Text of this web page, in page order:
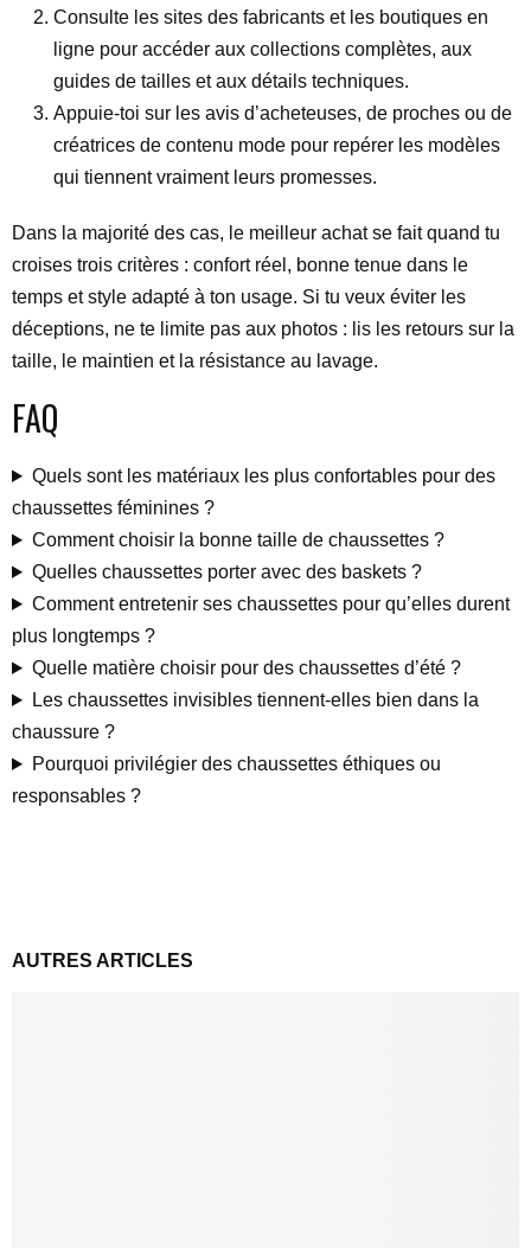
Consulte les sites des fabricants et les boutiques en
ligne pour accéder aux collections complètes, aux
guides de tailles et aux détails techniques.
Appuie-toi sur les avis d’acheteuses, de proches ou de
créatrices de contenu mode pour repérer les modèles
qui tiennent vraiment leurs promesses.
Dans la majorité des cas, le meilleur achat se fait quand tu
croises trois critères : confort réel, bonne tenue dans le
temps et style adapté à ton usage. Si tu veux éviter les
déceptions, ne te limite pas aux photos : lis les retours sur la
taille, le maintien et la résistance au lavage.
FAQ
Quels sont les matériaux les plus confortables pour des
chaussettes féminines ?
Comment choisir la bonne taille de chaussettes ?
Quelles chaussettes porter avec des baskets ?
Comment entretenir ses chaussettes pour qu’elles durent
plus longtemps ?
Quelle matière choisir pour des chaussettes d’été ?
Les chaussettes invisibles tiennent-elles bien dans la
chaussure ?
Pourquoi privilégier des chaussettes éthiques ou
responsables ?
AUTRES ARTICLES